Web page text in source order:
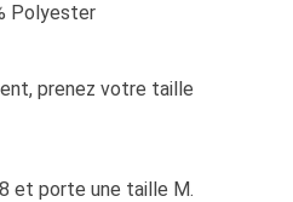
Polyester
prenez votre taille
et porte une taille M.